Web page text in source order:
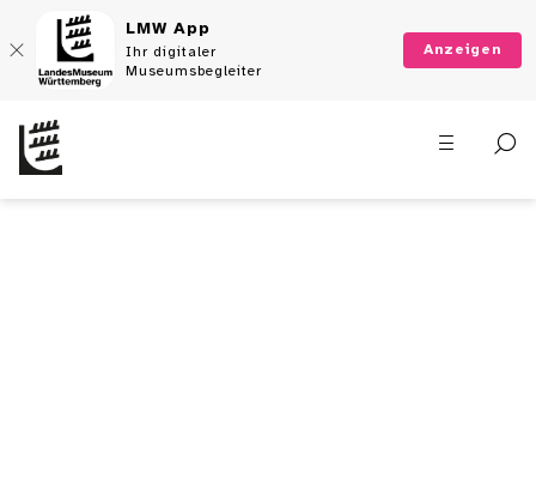
LMW App
Ihr digitaler
Museumsbegleiter
Anzeigen